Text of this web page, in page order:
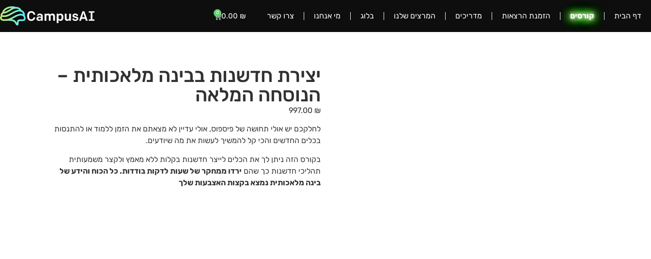
דף הבית קורסים הזמנת הרצאות מדריכים המרצים שלנו בלוג מי אנחנו צרו קשר 0.00 ₪
0
יצירת חדשנות בבינה מלאכותית –
הנוסחה המלאה
997.00 ₪
לחלקכם יש אולי תחושה של פיספוס, אולי עדיין לא מצאתם את הזמן ללמוד או להתנסות
בכלים החדשים והכי קל להמשיך לעשות את מה שיודעים.
בקורס הזה ניתן לך את הכלים לייצר חדשנות בקלות ללא מאמץ ולקצר משמעותית
תהליכי חדשנות כך שהם ירדו ממחקר של שעות לדקות בודדות. כל הכוח והידע של
בינה מלאכותית נמצא בקצות האצבעות שלך